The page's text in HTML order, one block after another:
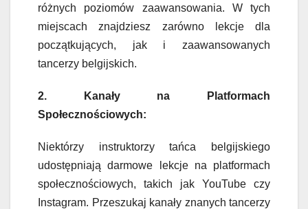
różnych poziomów zaawansowania. W tych
miejscach znajdziesz zarówno lekcje dla
początkujących, jak i zaawansowanych
tancerzy belgijskich.
2. Kanały na Platformach
Społecznościowych:
Niektórzy instruktorzy tańca belgijskiego
udostępniają darmowe lekcje na platformach
społecznościowych, takich jak YouTube czy
Instagram. Przeszukaj kanały znanych tancerzy